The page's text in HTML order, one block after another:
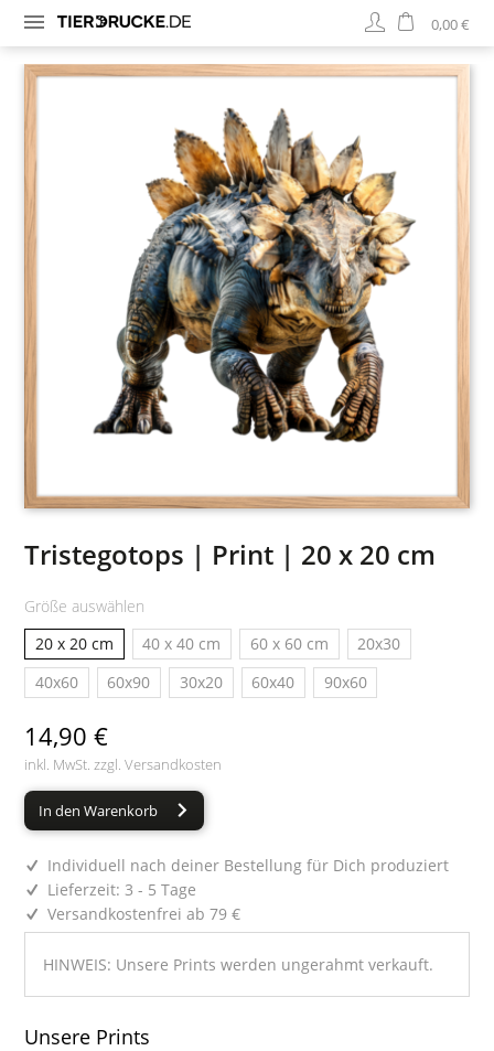
0,00 €
Tristegotops | Print | 20 x 20 cm
Größe auswählen
20 x 20 cm
40 x 40 cm 60 x 60 cm
20x30
40x60
60x90 30x20 60x40 90x60
14,90 €
inkl. MwSt. zzgl.Versandkosten
In den Warenkorb
Individuell nach deiner Bestellung für Dich produziert
Lieferzeit: 3 - 5 Tage
Versandkostenfrei ab 79 €
HINWEIS: Unsere Prints werden ungerahmt verkauft.
Unsere Prints